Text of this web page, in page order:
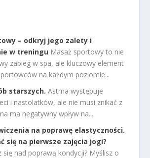
– odkryj jego zalety i
w treningu Masaż sportowy to nie
zabieg w spa, ale kluczowy element
na każdym poziomie...
starszych. Astma występuje
i nastolatków, ale nie musi znikać z
ma negatywny wpływ na...
na poprawę elastyczności.
się na pierwsze zajęcia jogi?
się nad poprawą kondycji? Myślisz o